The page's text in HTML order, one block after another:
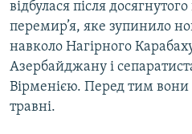
відбулася після
перемир’я, яке зупинило
навколо Нагірного
Азербайджану і
Вірменією. Перед тим вони
травні.